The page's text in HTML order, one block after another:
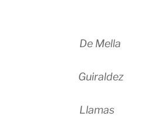
De Mella
Llamas